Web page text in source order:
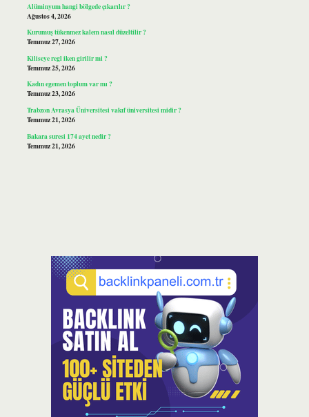
Alüminyum hangi bölgede çıkarılır ?
Ağustos 4, 2026
Kurumuş tükenmez kalem nasıl düzeltilir ?
Temmuz 27, 2026
Kiliseye regl iken girilir mi ?
Temmuz 25, 2026
Kadın egemen toplum var mı ?
Temmuz 23, 2026
Trabzon Avrasya Üniversitesi vakıf üniversitesi midir ?
Temmuz 21, 2026
Bakara suresi 174 ayet nedir ?
Temmuz 21, 2026